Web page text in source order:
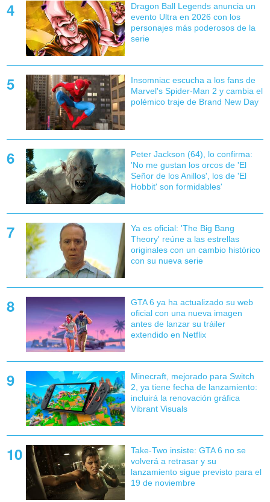
Dragon Ball Legends anuncia un
evento Ultra en 2026 con los
personajes más poderosos de la
serie
Insomniac escucha a los fans de
Marvel's Spider-Man 2 y cambia el
polémico traje de Brand New Day
Peter Jackson (64), lo confirma:
'No me gustan los orcos de 'El
Señor de los Anillos', los de 'El
Hobbit' son formidables'
Ya es oficial: 'The Big Bang
Theory' reúne a las estrellas
originales con un cambio histórico
con su nueva serie
GTA 6 ya ha actualizado su web
oficial con una nueva imagen
antes de lanzar su tráiler
extendido en Netflix
Minecraft, mejorado para Switch
2, ya tiene fecha de lanzamiento:
incluirá la renovación gráfica
Vibrant Visuals
Take-Two insiste: GTA 6 no se
volverá a retrasar y su
lanzamiento sigue previsto para el
19 de noviembre